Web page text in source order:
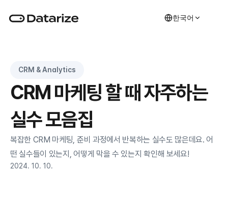
한국어
CRM & Analytics
CRM 마케팅 할 때 자주하는
실수 모음집
복잡한 CRM 마케팅, 준비 과정에서 반복하는 실수도 많은데요. 어
떤 실수들이 있는지, 어떻게 막을 수 있는지 확인해 보세요!
2024. 10. 10.